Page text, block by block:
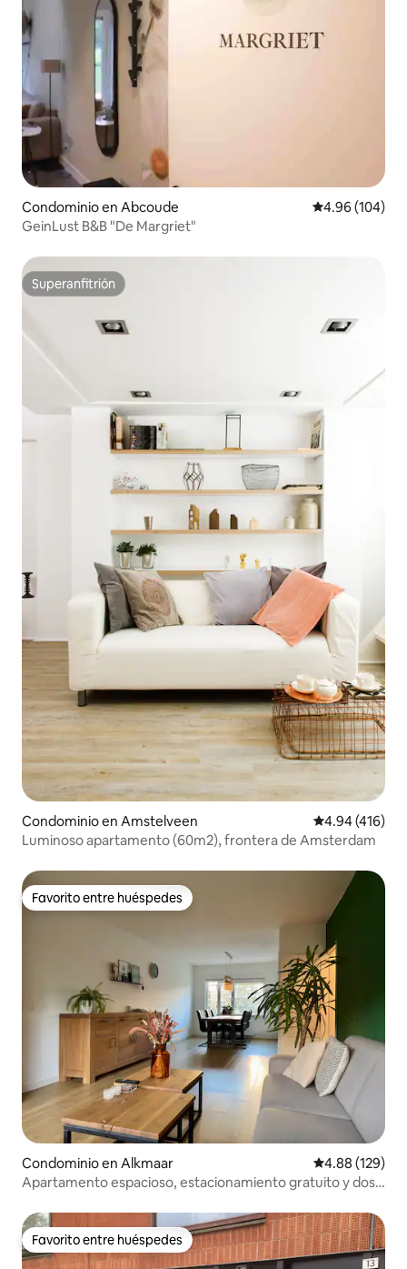
Condominio en Abcoude Calificación
4.96 (104)
GeinLust B&B "De Margriet"
Superanfitrión
Superanfitrión
Condominio en Amstelveen Calificación
4.94 (416)
Luminoso apartamento (60m2), frontera de Amsterdam
Favorito entre huéspedes
Favorito entre huéspedes
Condominio en Alkmaar Calificación
4.88 (129)
Apartamento espacioso, estacionamiento gratuito y dos
Favorito entre huéspedes
Favorito entre huéspedes